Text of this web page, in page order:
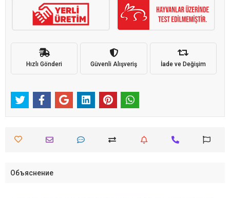
Hızlı Gönderi Güvenli Alışveriş İade ve Değişim
Объяснение